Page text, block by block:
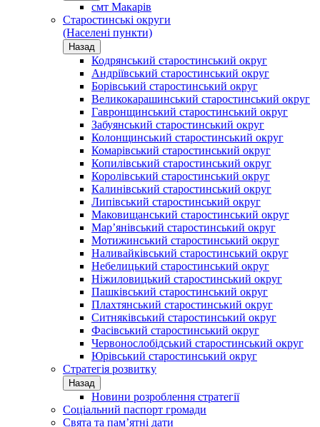
смт Макарів
Старостинські округи
(Населені пункти)
Назад
Кодрянський старостинський округ
Андріївський старостинський округ
Борівський старостинський округ
Великокарашинський старостинський округ
Гавронщинський старостинський округ
Забуянський старостинський округ
Колонщинський старостинський округ
Комарівський старостинський округ
Копилівський старостинський округ
Королівський старостинський округ
Калинівський старостинський округ
Липівський старостинський округ
Маковищанський старостинський округ
Мар’янівський старостинський округ
Мотижинський старостинський округ
Наливайківський старостинський округ
Небелицький старостинський округ
Ніжиловицький старостинський округ
Пашківський старостинський округ
Плахтянський старостинський округ
Ситняківський старостинський округ
Фасівський старостинський округ
Червонослобідський старостинський округ
Юрівський старостинський округ
Стратегія розвитку
Назад
Новини розроблення стратегії
Соціальний паспорт громади
Свята та пам’ятні дати